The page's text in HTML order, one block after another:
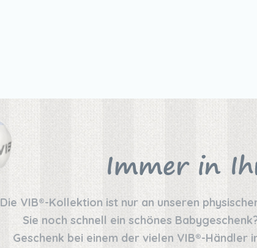
Immer in
Die VIB®-Kollektion ist nur an unseren
Sie noch schnell ein schönes
Geschenk bei einem der vielen VIB®-Händler